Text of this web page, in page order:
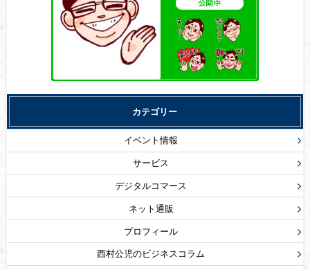
カテゴリー
イベント情報
サービス
デジタルコマース
ネット通販
プロフィール
西村公児のビジネスコラム